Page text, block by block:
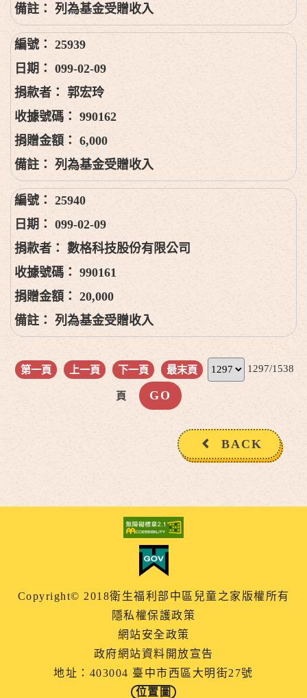
列為基金受贈收入
25939
099-02-09
郭宏玲
990162
6,000
列為基金受贈收入
25940
099-02-09
數格科技股份有限公司
990161
20,000
列為基金受贈收入
第一頁 上一頁 下一頁 最末頁 1297/1538
頁
BACK
Copyright© 2018衛生福利部中區兒童之家版權所有
隱私權保護政策
網站安全政策
政府網站資料開放宣告
地址：403004 臺中市西區大明街27號
位置圖